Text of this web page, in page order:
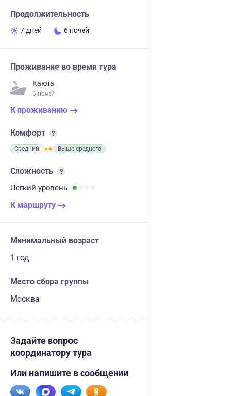
Продолжительность
7 дней 6 ночей
Проживание во время тура
Каюта
6 ночей
К проживанию
Комфорт
Средний Выше среднего
Сложность
Легкий уровень
К маршруту
Минимальный возраст
1 год
Место сбора группы
Москва
Задайте вопрос
координатору тура
Или напишите в сообщении